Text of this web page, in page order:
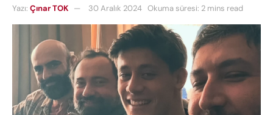
Yazı: Çınar TOK 30 Aralık 2024 Okuma süresi: 2 mins read